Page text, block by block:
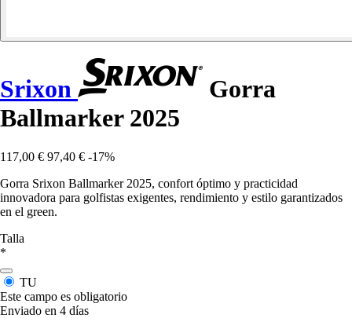
Srixon
Gorra
Ballmarker 2025
117,00 € 97,40 € -17%
Gorra Srixon Ballmarker 2025, confort óptimo y practicidad
innovadora para golfistas exigentes, rendimiento y estilo garantizados
en el green.
Talla
*
TU
Este campo es obligatorio
Enviado en 4 días